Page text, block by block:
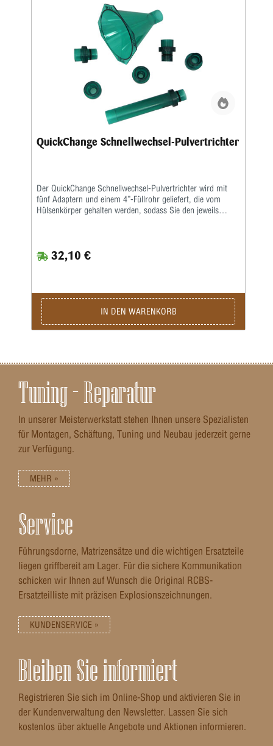
QuickChange Schnellwechsel-Pulvertrichter
Der QuickChange Schnellwechsel-Pulvertrichter wird mit
fünf Adaptern und einem 4”-Füllrohr geliefert, die vom
Hülsenkörper gehalten werden, sodass Sie den jeweils
bei Bedarf die Fallhöhe vergrößern können.Wenn Sie die
Adapter abnehmen, können Sie das Pulver leicht und
32,10 €
IN DEN WARENKORB
Tuning – Reparatur
In unserer Meisterwerkstatt stehen Ihnen unsere Spezialisten
für Montagen, Schäftung, Tuning und Neubau jederzeit gerne
zur Verfügung.
MEHR »
Service
Führungsdorne, Matrizensätze und die wichtigen Ersatzteile
liegen griffbereit am Lager. Für die sichere Kommunikation
schicken wir Ihnen auf Wunsch die Original RCBS-
Ersatzteilliste mit präzisen Explosionszeichnungen.
KUNDENSERVICE »
Bleiben Sie informiert
Registrieren Sie sich im Online-Shop und aktivieren Sie in
der Kundenverwaltung den Newsletter. Lassen Sie sich
kostenlos über aktuelle Angebote und Aktionen informieren.